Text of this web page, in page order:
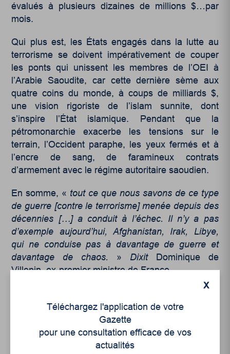
évalués à plusieurs dizaines de millions $…par
mois.
Qui plus est, les États engagés dans la lutte au
terrorisme se doivent impérativement de couper
les ponts qui unissent les membres de l’OEI à
l’Arabie Saoudite, car cette dernière sème aux
quatre coins du monde, à coups de milliards $,
une vision rigoriste de l’islam sunnite, dont
s’inspire l’État islamique. Pendant que la
pétromonarchie exacerbe les tensions sur le
terrain, l’Occident paraphe, les yeux fermés et à
l’encre de sang, de faramineux contrats
d’armement avec le régime autoritaire saoudien.
En somme, « tout ce que nous savons de ce type
de guerre [contre le terrorisme] menée depuis des
décennies […] a conduit à l’échec. Il n’y a pas
d’exemple aujourd’hui, Afghanistan, Irak, Libye,
qui ne conduise pas à davantage de guerre et
davantage de chaos.
» DixitDominique de
Villepin, ex-premier ministre de France.
X
Téléchargez l'application de votre
Gazette
pour une consultation efficace de vos
actualités